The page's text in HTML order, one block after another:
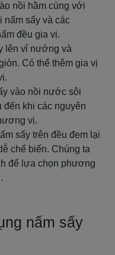
nồi hầm cùng với
nấm sấy và các
đều gia vị.
lên vỉ nướng và
Có thể thêm gia vị
vào nồi nước sôi
đến khi các nguyên
vị.
sấy trên đều đem lại
chế biến. Chúng ta
để lựa chọn phương
nấm sấy